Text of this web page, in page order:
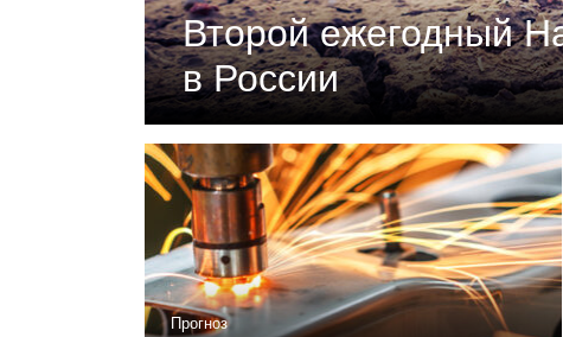
Второй ежегодный
в России
Документ подготовлен Российским
«Климатическая политика и
устойчивого развития и Фонда
Читать
Прогноз